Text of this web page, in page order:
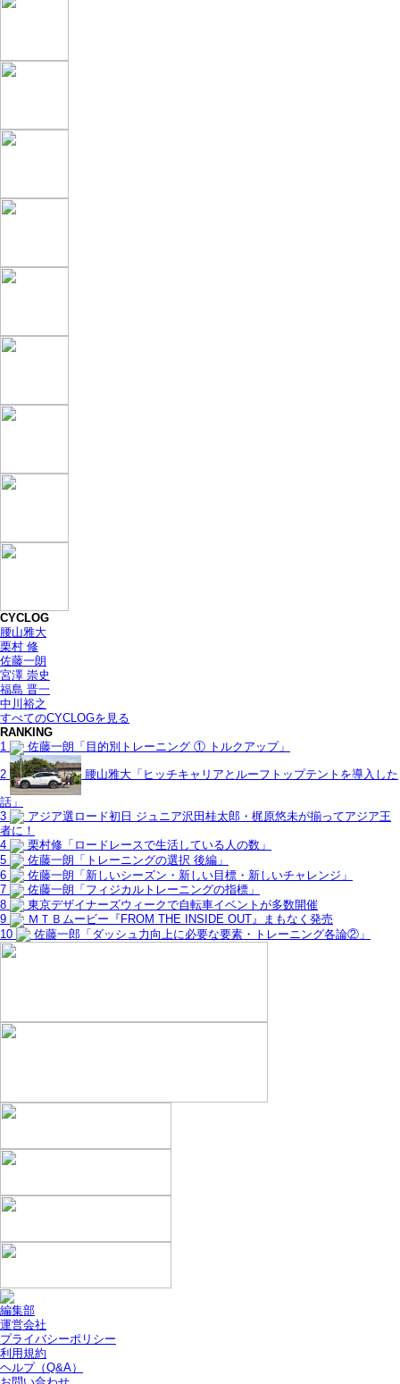
CYCLOG
腰山雅大
栗村 修
佐藤一朗
宮澤 崇史
福島 晋一
中川裕之
すべてのCYCLOGを見る
RANKING
1
佐藤一朗「目的別トレーニング ① トルクアップ」
2 腰山雅大「ヒッチキャリアとルーフトップテントを導入した
話」
3
アジア選ロード初日 ジュニア沢田桂太郎・梶原悠未が揃ってアジア王
者に！
4
栗村修「ロードレースで生活している人の数」
5
佐藤一朗「トレーニングの選択 後編」
6
佐藤一朗「新しいシーズン・新しい目標・新しいチャレンジ」
7
佐藤一朗「フィジカルトレーニングの指標」
8
東京デザイナーズウィークで自転車イベントが多数開催
9
ＭＴＢムービー『FROM THE INSIDE OUT』まもなく発売
10
佐藤一郎「ダッシュ力向上に必要な要素・トレーニング各論②」
編集部
運営会社
プライバシーポリシー
利用規約
ヘルプ（Q&A）